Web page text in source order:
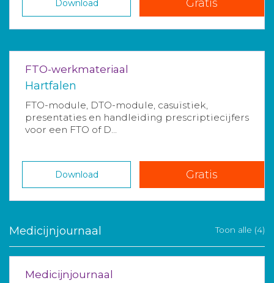
Download Gratis
FTO-werkmateriaal
Hartfalen
FTO-module, DTO-module, casuïstiek,
presentaties en handleiding prescriptiecijfers
voor een FTO of D...
Download Gratis
Medicijnjournaal Toon alle (4)
Medicijnjournaal